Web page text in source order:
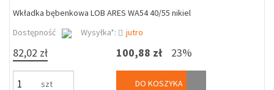
Wkładka bębenkowa LOB ARES WA54 40/55 nikiel
Dostępność
Wysyłka*: jutro
82,02 zł
szt
100,88 zł 23%
DO KOSZYKA